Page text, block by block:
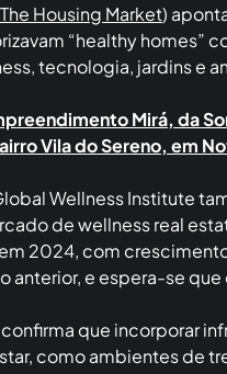
Housing Market)
“healthy homes”
tecnologia, jardins e
Mirá, da
Vila do Sereno, em
Wellness Institute
de wellness real
2024, com
anterior, e espera-se
que incorporar
como ambientes de